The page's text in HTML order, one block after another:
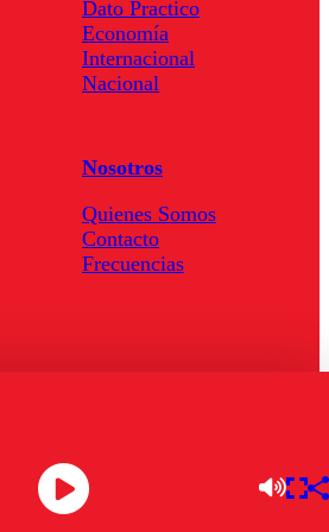
Dato Practico
Economía
Internacional
Nacional
Nosotros
Quienes Somos
Contacto
Frecuencias